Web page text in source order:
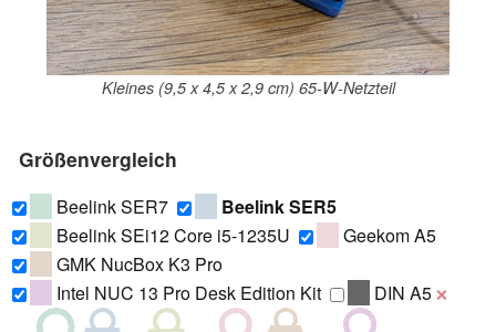
Kleines (9,5 x 4,5 x 2,9 cm) 65-W-Netzteil
Größenvergleich
Beelink SER7
Beelink SER5
Beelink SEi12 Core i5-1235U
Geekom A5
GMK NucBox K3 Pro
Intel NUC 13 Pro Desk Edition Kit
DIN A5 ❌